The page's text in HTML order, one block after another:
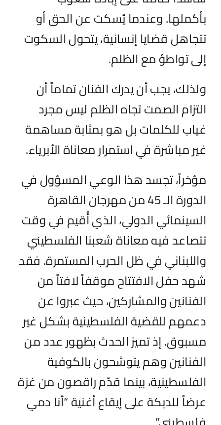
بأكملها. وعندما يُسكت عن الحق أو
تتجاهل قضايا إنسانية، يتحول السكوت
إلى تواطؤ مع الظلم.
ولذلك، يجب أن يدرك الفنان تماماًأن
التزام الصمت تجاه الظلم ليس مجرد
غياب للكلمات بل هو بمثابة مساهمة
غير مباشرة في استمرار معاناة الأبرياء.
مؤخراً، تجسد هذا الوعي المسؤول في
الدورة الـ 45 من مهرجان القاهرة
السينمائي الدولي، الذي أُقيم في وقت
تتصاعد فيه معاناة شعبنا الفلسطيني
واللبناني في ظلالحربالمستمرة. فقد
شهد حفل الافتتاح موقفاًلافتاًمن
الفنانين والمشاركين، حيث عبروا عن
دعمهم للقضية الفلسطينية بشكل غير
مسبوق. إذ تميز الحدث بظهور عدد من
الفنانين وهم يتوشحون بالكوفية
الفلسطينية، بينما قدّم راقصون من غزة
عرضاًللدبكة على إيقاع أغنية “أنا دمي